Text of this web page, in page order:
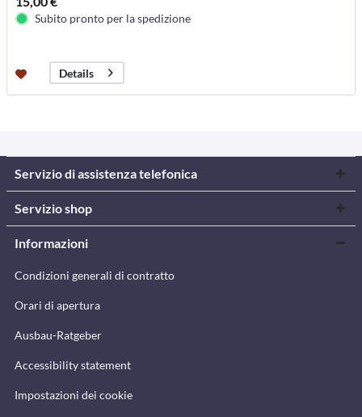
Subito pronto per la spedizione
Details
Servizio di assistenza telefonica
Servizio shop
Informazioni
Condizioni generali di contratto
Orari di apertura
Ausbau-Ratgeber
Accessibility statement
Impostazioni dei cookie